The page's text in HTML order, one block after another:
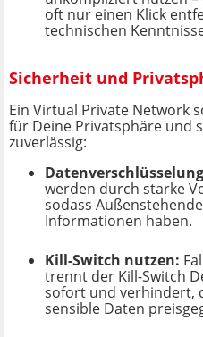
oft nur einen Klick
technischen
Sicherheit und
Ein Virtual Private Network
für Deine Privatsphäre und
zuverlässig:
werden durch starke
sodass
Informationen haben.
Kill-Switch nutzen:
trennt der Kill-Switch
sofort und verhindert,
sensible Daten